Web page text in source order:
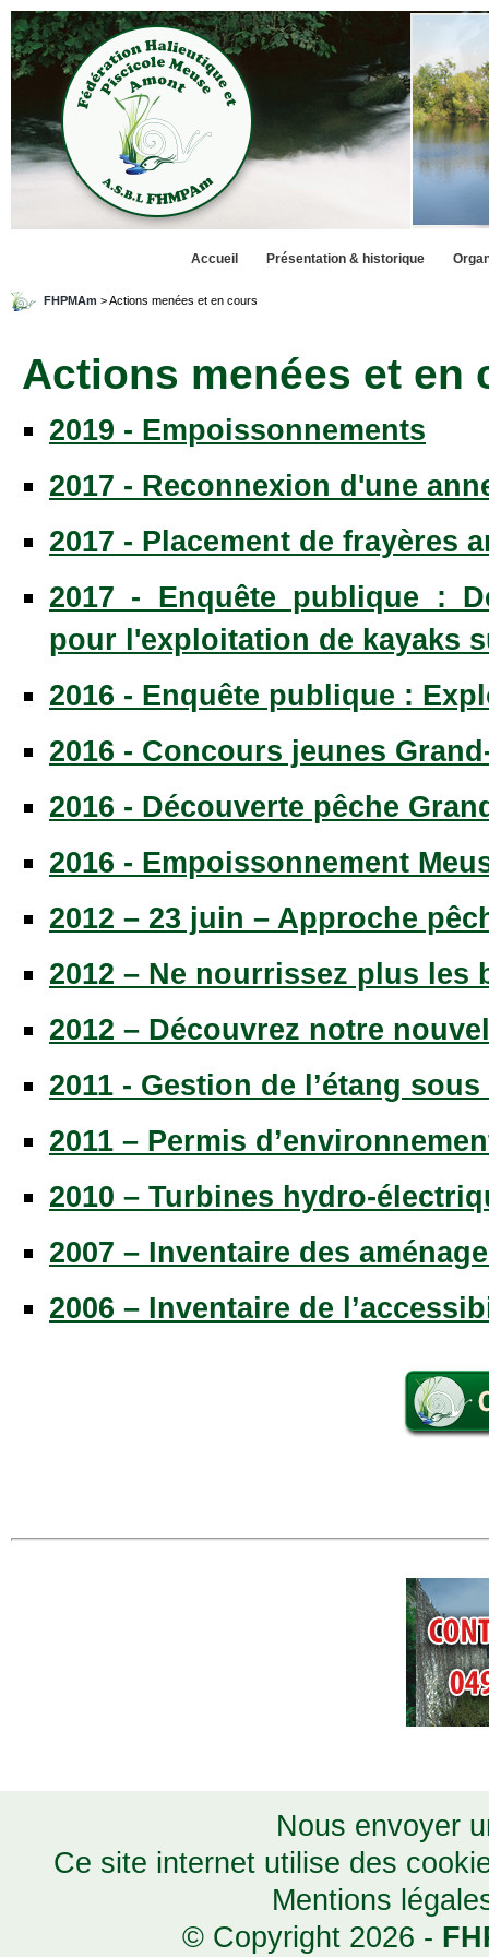
Accueil Présentation & historique
FHPMAm > Actions menées et en cours
Actions menées et en
2019 - Empoissonnements
2017 - Reconnexion d'une
2017 - Placement de frayères
2017 - Enquête publique :
pour l'exploitation de kayaks
2016 - Enquête publique :
2016 - Concours jeunes
2016 - Découverte pêche
2016 - Empoissonnement
2012 – 23 juin – Approche
2012 – Ne nourrissez plus les
2012 – Découvrez notre
2011 - Gestion de l’étang
2011 – Permis
2010 – Turbines hydro-
2007 – Inventaire des
2006 – Inventaire de
Nous envoyer
Ce site internet utilise des
Mentions
© Copyright 2026 -